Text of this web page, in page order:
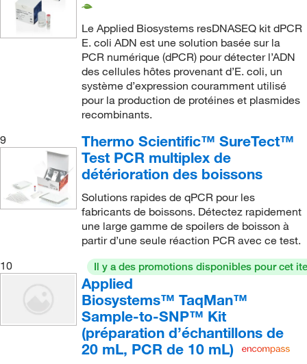
Le Applied Biosystems resDNASEQ kit dPCR
E. coli ADN est une solution basée sur la
PCR numérique (dPCR) pour détecter l’ADN
des cellules hôtes provenant d’E. coli, un
système d’expression couramment utilisé
pour la production de protéines et plasmides
recombinants.
9
Thermo Scientific™ SureTect™
Test PCR multiplex de
détérioration des boissons
Solutions rapides de qPCR pour les
fabricants de boissons. Détectez rapidement
une large gamme de spoilers de boisson à
partir d’une seule réaction PCR avec ce test.
10
Il y a des promotions disponibles pour cet
Applied
Biosystems™ TaqMan™
Sample-to-SNP™ Kit
(préparation d’échantillons de
20 mL, PCR de 10 mL)